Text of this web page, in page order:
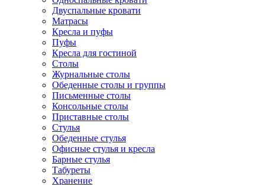
Двуспальные кровати
Матрасы
Кресла и пуфы
Пуфы
Кресла для гостиной
Столы
Журнальные столы
Обеденные столы и группы
Письменные столы
Консольные столы
Приставные столы
Стулья
Обеденные стулья
Офисные стулья и кресла
Барные стулья
Табуреты
Хранение